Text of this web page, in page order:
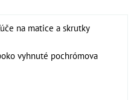
na matice a skrutky
vyhnuté pochrómova